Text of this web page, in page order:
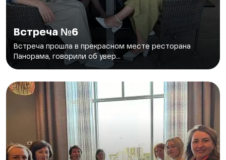
Встреча №6
Встреча прошла в прекрасном месте ресторана
Панорама, говорили об увер...